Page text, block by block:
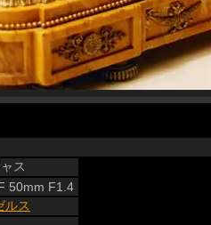
ス
50mm F1.4
ルス